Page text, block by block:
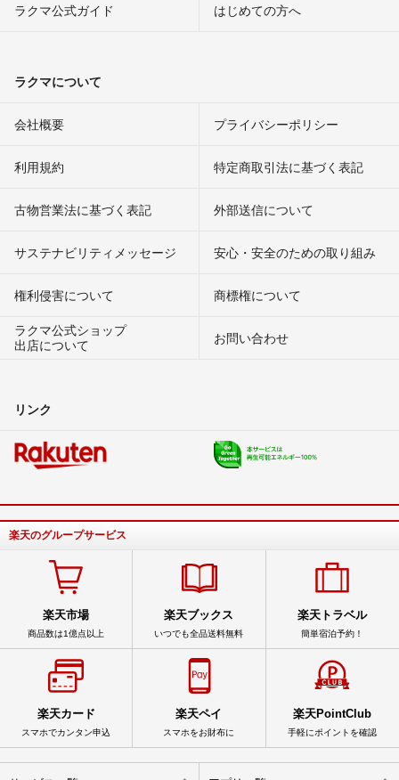
ラクマ公式ガイド はじめての方へ
ラクマについて
会社概要 プライバシーポリシー
利用規約 特定商取引法に基づく表記
古物営業法に基づく表記 外部送信について
サステナビリティメッセージ 安心・安全のための取り組み
権利侵害について
商標権について
ラクマ公式ショップ
出店について
お問い合わせ
リンク
楽天のグループサービス
楽天市場
商品数は1億点以上
楽天ブックス
いつでも全品送料無料
楽天トラベル
簡単宿泊予約！
楽天カード
スマホでカンタン申込
楽天ペイ
スマホをお財布に
楽天PointClub
手軽にポイントを確認